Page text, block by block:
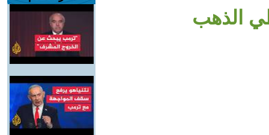
الذهب